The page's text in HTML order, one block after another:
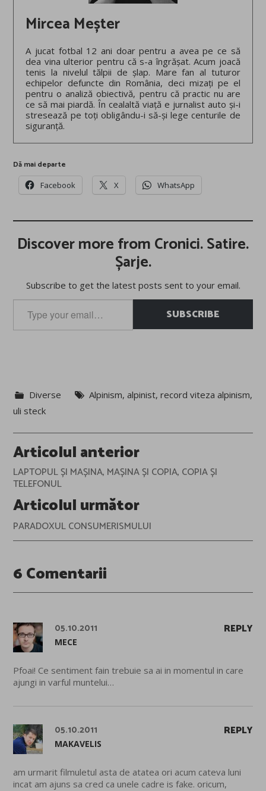
Mircea Meșter
A jucat fotbal 12 ani doar pentru a avea pe ce să
dea vina ulterior pentru că s-a îngrășat. Acum joacă
tenis la nivelul tălpii de șlap. Mare fan al tuturor
echipelor defuncte din România, deci mizați pe el
pentru o analiză obiectivă, pentru că practic nu are
ce să mai piardă. În cealaltă viață e jurnalist auto și-i
stresează pe toți obligându-i să-și lege centurile de
siguranță.
Dă mai departe
Facebook X WhatsApp
Discover more from Cronici. Satire.
Șarje.
Subscribe to get the latest posts sent to your email.
your
email…
SUBSCRIBE
Diverse Alpinism,alpinist,record viteza alpinism,
uli steck
Post
navigation
Articolul anterior
LAPTOPUL ȘI MAȘINA, MAȘINA ȘI COPIA, COPIA ȘI
TELEFONUL
Articolul următor
PARADOXUL CONSUMERISMULUI
6 Comentarii
REPLY
05.10.2011
MECE
Pfoai! Ce sentiment fain trebuie sa ai in momentul in care
ajungi in varful muntelui…
REPLY
05.10.2011
MAKAVELIS
am urmarit filmuletul asta de atatea ori acum cateva luni
incat am ajuns sa cred ca unele cadre is fake. oricum,